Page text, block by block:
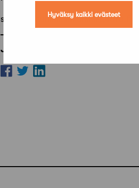
Hyväksy kaikki evästeet
s-posti: etunimi.sukunimi@safa.fi
Jaa artikkeli